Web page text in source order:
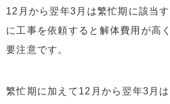
12月から翌年3月は繁忙期に該当
に工事を依頼すると解体費用が高
要注意です。
繁忙期に加えて12月から翌年3月